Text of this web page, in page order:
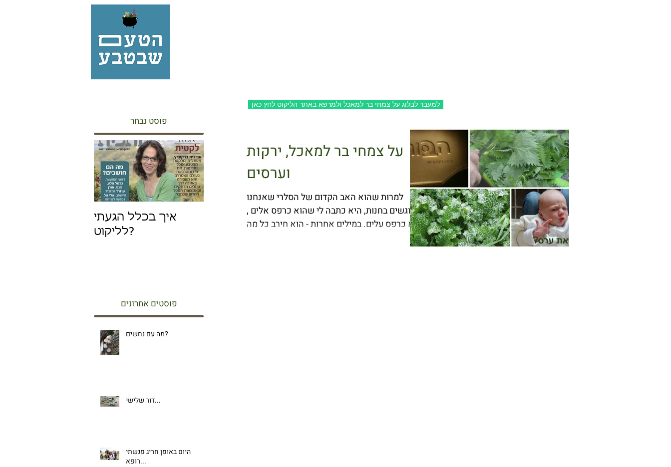
פוסט נבחר
איך בכלל הגעתי
לליקוט?
פוסטים אחרונים
מה עם נחשים?
דור שלישי...
היום באופן חריג פגשתי
רופא...
למעבר לבלוג על צמחי בר למאכל ולמרפא באתר הליקוט לחץ כאן
על צמחי בר למאכל, ירקות
וערסים
למרות שהוא האב הקדום של הסלרי שאנחנו
פוגשים בחנות, היא כתבה לי שהוא כרפס אלים ,
לא כרפס עלים. במילים אחרות - הוא חירב כל מה